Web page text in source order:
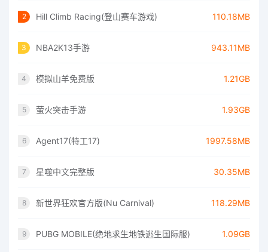
2 Hill Climb Racing(登山赛车游戏) 110.18MB
3 NBA2K13手游 943.11MB
4 模拟山羊免费版 1.21GB
5 萤火突击手游 1.93GB
6 Agent17(特工17) 1997.58MB
7 星噬中文完整版 30.35MB
8 新世界狂欢官方版(Nu Carnival) 118.29MB
9 PUBG MOBILE(绝地求生地铁逃生国际服) 1.09GB